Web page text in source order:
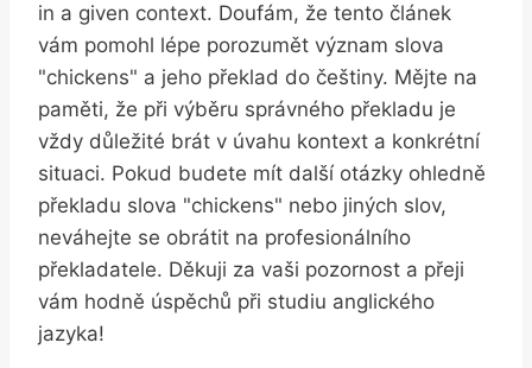
in a given context. Doufám, že tento článek
vám pomohl lépe porozumět význam slova
"chickens" a jeho překlad do češtiny. Mějte na
paměti, že při výběru správného překladu je
vždy důležité brát v úvahu kontext a konkrétní
situaci. Pokud budete mít další otázky ohledně
překladu slova "chickens" nebo jiných slov,
neváhejte se obrátit na profesionálního
překladatele. Děkuji za vaši pozornost a přeji
vám hodně úspěchů při studiu anglického
jazyka!